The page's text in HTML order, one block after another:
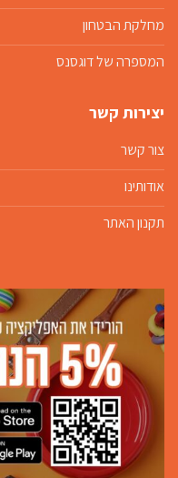
מחלקת הבטחון
המספרה של דוגסנס
יצירות קשר
צור קשר
אודותינו
תקנון האתר